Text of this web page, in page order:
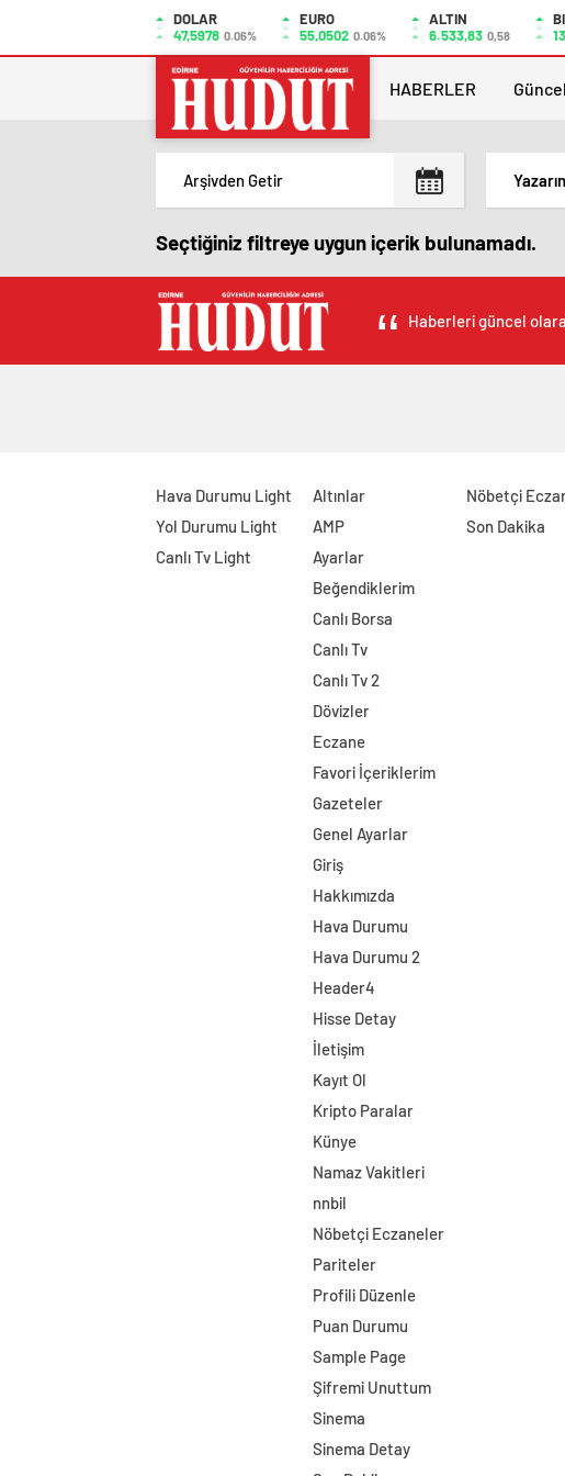
DOLAR
47,5978 0.06%
EURO
55,0502 0.06%
ALTIN
6.533,83 0,58
HABERLER Güncel
Seçtiğiniz filtreye uygun içerik bulunamadı.
Haberleri güncel
Hava Durumu Light
Yol Durumu Light
Canlı Tv Light
Altınlar
AMP
Ayarlar
Beğendiklerim
Canlı Borsa
Canlı Tv
Canlı Tv 2
Dövizler
Eczane
Favori İçeriklerim
Gazeteler
Genel Ayarlar
Giriş
Hakkımızda
Hava Durumu
Hava Durumu 2
Header4
Hisse Detay
İletişim
Kayıt Ol
Kripto Paralar
Künye
Namaz Vakitleri
nnbil
Nöbetçi Eczaneler
Pariteler
Profili Düzenle
Puan Durumu
Sample Page
Şifremi Unuttum
Sinema
Sinema Detay
Nöbetçi
Son Dakika